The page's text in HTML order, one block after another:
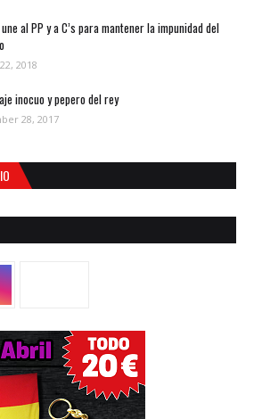
une al PP y a C’s para mantener la impunidad del
2018
inocuo y pepero del rey
28, 2017